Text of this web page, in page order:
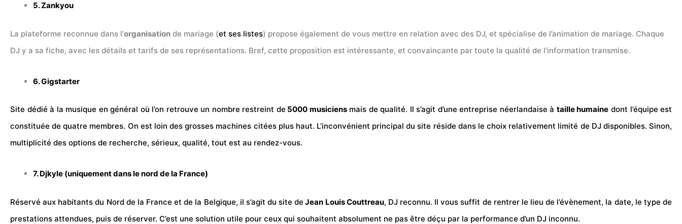
5. Zankyou
La plateforme reconnue dans l’organisation de mariage (et ses listes) propose également de vous mettre en relation avec des DJ, et spécialise de l’animation de mariage. Chaque
DJ y a sa fiche, avec les détails et tarifs de ses représentations. Bref, cette proposition est intéressante, et convaincante par toute la qualité de l’information transmise.
6. Gigstarter
Site dédié à la musique en général où l’on retrouve un nombre restreint de 5000 musiciensmais de qualité. Il s’agit d’une entreprise néerlandaise à taille humaine dont l’équipe est
constituée de quatre membres. On est loin des grosses machines citées plus haut. L’inconvénient principal du site réside dans le choix relativement limité de DJ disponibles. Sinon,
multiplicité des options de recherche, sérieux, qualité, tout est au rendez-vous.
7. Djkyle (uniquement dans le nord de la France)
Réservé aux habitants du Nord de la France et de la Belgique, il s’agit du site de Jean Louis Couttreau, DJ reconnu. Il vous suffit de rentrer le lieu de l’évènement, la date, le type de
prestations attendues, puis de réserver. C’est une solution utile pour ceux qui souhaitent absolument ne pas être déçu par la performance d’un DJ inconnu.